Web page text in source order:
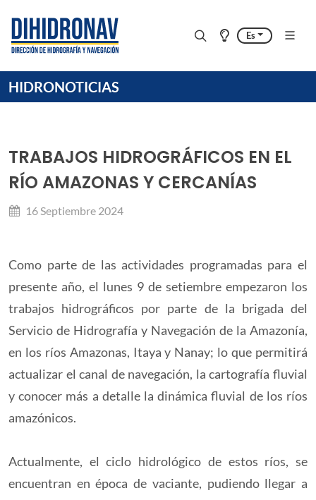
Es
HIDRONOTICIAS
TRABAJOS HIDROGRÁFICOS EN EL
RÍO AMAZONAS Y CERCANÍAS
16 Septiembre 2024
Como parte de las actividades programadas para el
presente año, el lunes 9 de setiembre empezaron los
trabajos hidrográficos por parte de la brigada del
Servicio de Hidrografía y Navegación de la Amazonía,
en los ríos Amazonas, Itaya y Nanay; lo que permitirá
actualizar el canal de navegación, la cartografía fluvial
y conocer más a detalle la dinámica fluvial de los ríos
amazónicos.
Actualmente, el ciclo hidrológico de estos ríos, se
encuentran en época de vaciante, pudiendo llegar a